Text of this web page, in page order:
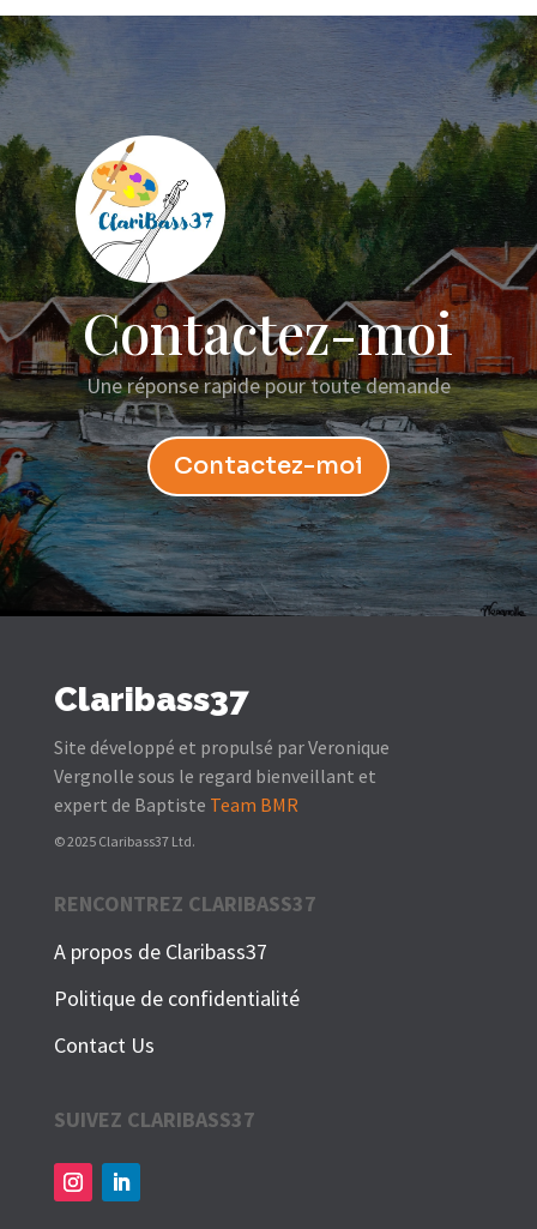
Contactez-moi
Une réponse rapide pour toute demande
Contactez-moi
Claribass37
Site développé et propulsé par Veronique
Vergnolle sous le regard bienveillant et
expert de Baptiste Team BMR
© 2025 Claribass37 Ltd.
RENCONTREZ CLARIBASS37
A propos de Claribass37
Politique de confidentialité
Contact Us
SUIVEZ CLARIBASS37